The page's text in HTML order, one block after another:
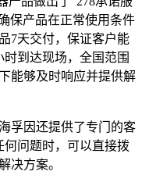
保产品在正常使用条件
7天交付，保证客户能
到达现场，全国范围
能够及时响应并提供解
孚因还提供了专门的客
何问题时，可以直接拨
决方案。